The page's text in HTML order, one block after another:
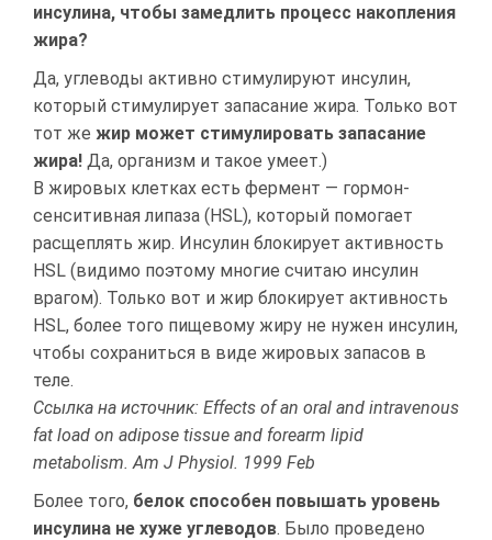
инсулина, чтобы замедлить процесс накопления
жира?
Да, углеводы активно стимулируют инсулин,
который стимулирует запасание жира. Только вот
тот же жир может стимулировать запасание
жира! Да, организм и такое умеет.)
В жировых клетках есть фермент — гормон-
сенситивная липаза (HSL), который помогает
расщеплять жир. Инсулин блокирует активность
HSL (видимо поэтому многие считаю инсулин
врагом). Только вот и жир блокирует активность
HSL, более того пищевому жиру не нужен инсулин,
чтобы сохраниться в виде жировых запасов в
теле.
Ссылка на источник: Effects of an oral and intravenous
fat load on adipose tissue and forearm lipid
metabolism. Am J Physiol. 1999 Feb
Более того, белок способен повышать уровень
инсулина не хуже углеводов. Было проведено